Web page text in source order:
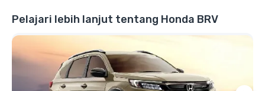
Pelajari lebih lanjut tentang Honda BRV